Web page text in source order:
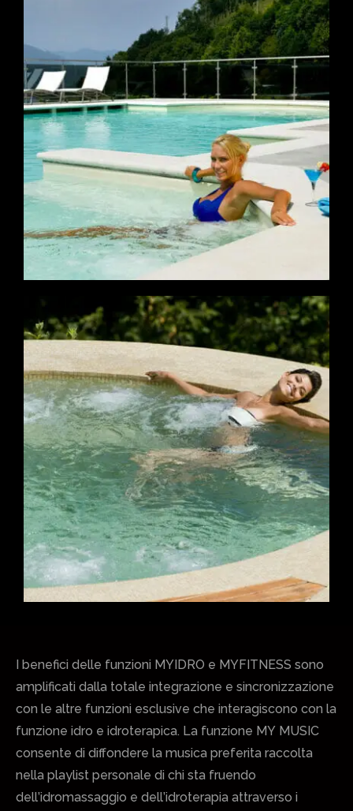
I benefici delle funzioni MYIDRO e MYFITNESS sono
amplificati dalla totale integrazione e sincronizzazione
con le altre funzioni esclusive che interagiscono con la
funzione idro e idroterapica. La funzione MY MUSIC
consente di diffondere la musica preferita raccolta
nella playlist personale di chi sta fruendo
dell’idromassaggio e dell’idroterapia attraverso i